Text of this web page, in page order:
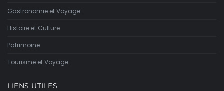
Gastronomie et Voyage
Histoire et Culture
Patrimoine
Tourisme et Voyage
LIENS UTILES